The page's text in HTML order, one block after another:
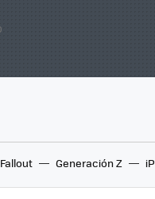
Fallout Generación Z